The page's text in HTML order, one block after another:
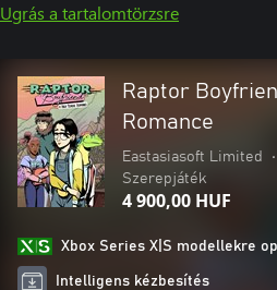
Ugrás a tartalomtörzsre
Raptor
Romance
Eastasiasoft Limited •
Szerepjáték
4 900,00 HUF
Xbox Series X|S modellekre
Intelligens kézbesítés